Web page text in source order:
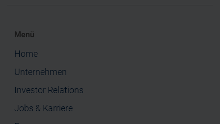
Menü
Home
Unternehmen
Investor Relations
Jobs & Karriere